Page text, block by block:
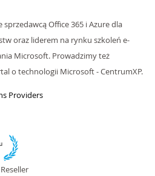
sprzedawcą Office 365 i Azure dla
oraz liderem na rynku szkoleń e-
Microsoft. Prowadzimy też
o technologii Microsoft - CentrumXP.
Providers